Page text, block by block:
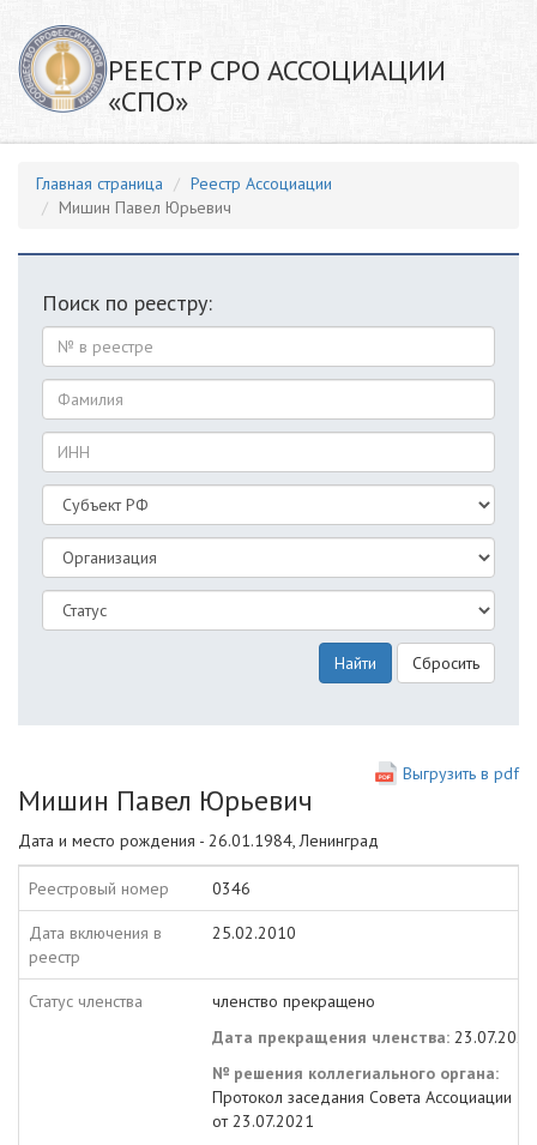
РЕЕСТР СРО АССОЦИАЦИИ
«СПО»
Главная страница
Реестр Ассоциации
Мишин Павел Юрьевич
Поиск по реестру:
Найти Сбросить
Выгрузить в pdf
Мишин Павел Юрьевич
Дата и место рождения - 26.01.1984, Ленинград
Реестровый номер 0346
Дата включения в
реестр
25.02.2010
Статус членства
членство прекращено
Дата прекращения членства: 23.07.2021
№ решения коллегиального органа:
Протокол заседания Совета Ассоциации
от 23.07.2021